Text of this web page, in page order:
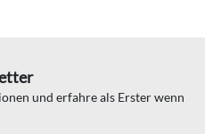
und erfahre als Erster wenn